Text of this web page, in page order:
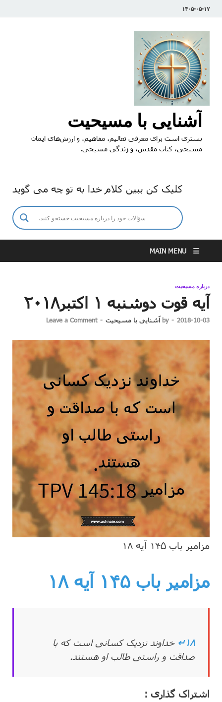
۱۴۰۵-۰۵-۱۷
آشنایی با مسیحیت
بستری است برای معرفی تعالیم، مفاهیم، و ارزش‌های ایمان
مسیحی، کتاب مقدس، و زندگی مسیحی.
کلیک کن ببین کلام خدا به تو چه می گوید
MAIN MENU
درباره مسیحیت
آیه قوت دوشنبه ۱ اکتبر۲۰۱۸
2018-10-03
-
by آشنایی با مسیحیت -
Leave a Comment
مزامیر باب ۱۴۵ آیه ۱۸
مزامیر باب ۱۴۵ آیه ۱۸
۱۸↵
خداوند نزدیک کسانی است که با
صداقت و راستی طالب او هستند.
اشتراک گذاری :